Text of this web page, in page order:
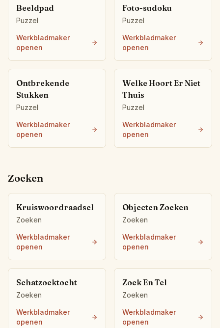
Beeldpad
Puzzel
Werkbladmaker
openen
Foto-sudoku
Puzzel
Werkbladmaker
openen
Ontbrekende
Stukken
Puzzel
Werkbladmaker
openen
Welke Hoort Er Niet
Thuis
Puzzel
Werkbladmaker
openen
Zoeken
Kruiswoordraadsel
Zoeken
Werkbladmaker
openen
Objecten Zoeken
Zoeken
Werkbladmaker
openen
Schatzoektocht
Zoeken
Werkbladmaker
openen
Zoek En Tel
Zoeken
Werkbladmaker
openen